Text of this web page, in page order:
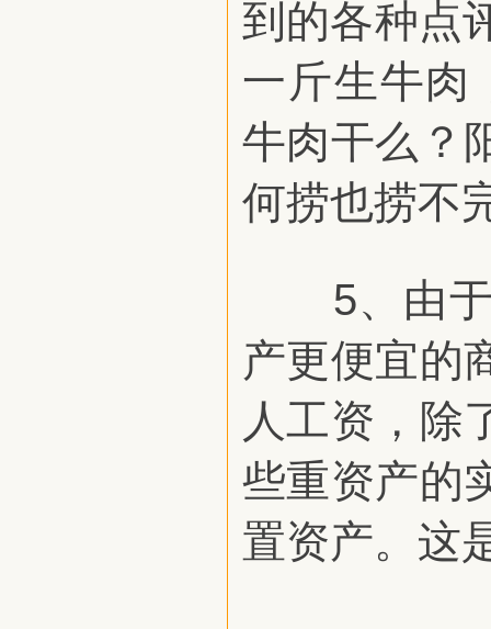
到的各种点
一斤生牛肉
牛肉干么？
何捞也捞不
5、由于
产更便宜的
人工资，除
些重资产的
置资产。这